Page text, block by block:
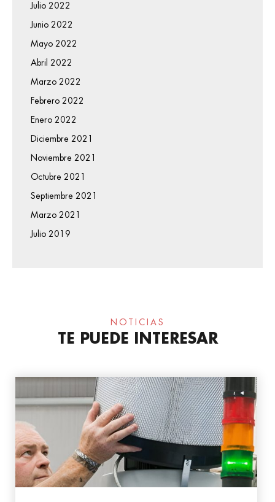
Julio 2022
Junio 2022
Mayo 2022
Abril 2022
Marzo 2022
Febrero 2022
Enero 2022
Diciembre 2021
Noviembre 2021
Octubre 2021
Septiembre 2021
Marzo 2021
Julio 2019
NOTICIAS
TE PUEDE INTERESAR